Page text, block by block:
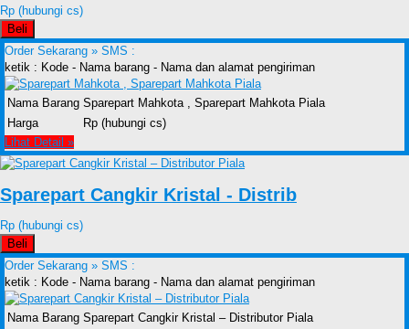
Rp (hubungi cs)
Beli
Order Sekarang » SMS :
ketik : Kode - Nama barang - Nama dan alamat pengiriman
Nama Barang Sparepart Mahkota , Sparepart Mahkota Piala
Harga
Rp (hubungi cs)
Lihat Detail »
Sparepart Cangkir Kristal - Distrib
Rp (hubungi cs)
Beli
Order Sekarang » SMS :
ketik : Kode - Nama barang - Nama dan alamat pengiriman
Nama Barang Sparepart Cangkir Kristal – Distributor Piala